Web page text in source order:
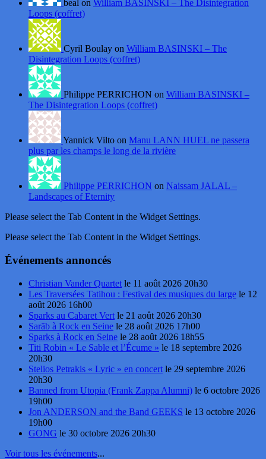
beal on William BASINSKI – The Disintegration
Loops (coffret)
Cyril Boulay on William BASINSKI – The
Disintegration Loops (coffret)
Philippe PERRICHON on William BASINSKI –
The Disintegration Loops (coffret)
Yannick Vilto on Manu LANN HUEL ne passera
plus par les champs le long de la rivière
Philippe PERRICHON on Naissam JALAL –
Landscapes of Eternity
Please select the Tab Content in the Widget Settings.
Please select the Tab Content in the Widget Settings.
Événements annoncés
Christian Vander Quartet le 11 août 2026 20h30
Les Traversées Tatihou : Festival des musiques du large le 12
août 2026 16h00
Sparks au Cabaret Vert le 21 août 2026 20h30
Sarāb à Rock en Seine le 28 août 2026 17h00
Sparks à Rock en Seine le 28 août 2026 18h55
Titi Robin « Le Sable et l’Écume » le 18 septembre 2026
20h30
Stelios Petrakis « Lyric » en concert le 29 septembre 2026
20h30
Banned from Utopia (Frank Zappa Alumni) le 6 octobre 2026
19h00
Jon ANDERSON and the Band GEEKS le 13 octobre 2026
19h00
GONG le 30 octobre 2026 20h30
Voir tous les événements...